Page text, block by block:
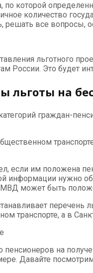
по которой
количество
все вопросы,
льготного
России. Это будет
на
граждан-
если им положена
информации нужно
может быть
транспорте, а в
на
Давайте